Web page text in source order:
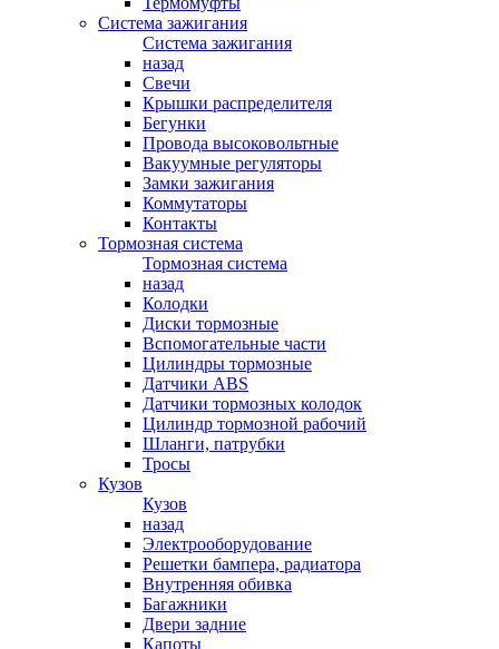
Система зажигания
Система зажигания
назад
Свечи
Крышки распределителя
Бегунки
Провода высоковольтные
Вакуумные регуляторы
Замки зажигания
Коммутаторы
Контакты
Тормозная система
Тормозная система
назад
Колодки
Диски тормозные
Вспомогательные части
Цилиндры тормозные
Датчики ABS
Датчики тормозных колодок
Цилиндр тормозной рабочий
Шланги, патрубки
Тросы
Кузов
Кузов
назад
Электрооборудование
Решетки бампера, радиатора
Внутренняя обивка
Багажники
Двери задние
Капоты